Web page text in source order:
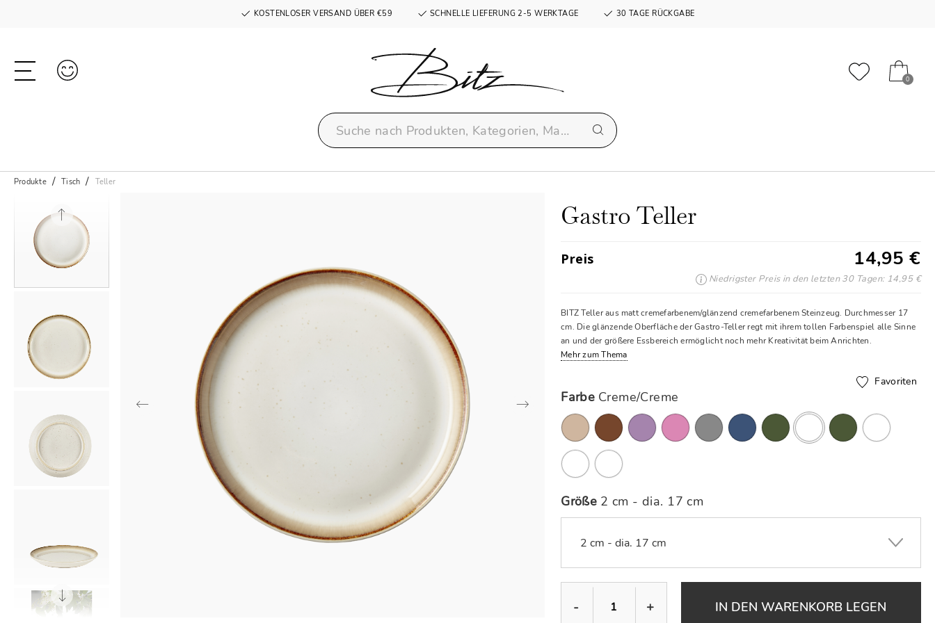
KOSTENLOSER VERSAND ÜBER €59 SCHNELLE LIEFERUNG 2-5 WERKTAGE 30 TAGE RÜCKGABE
0
Produkte Tisch Teller
Gastro Teller
Preis 14,95 €
Niedrigster Preis in den letzten 30 Tagen: 14,95 €
BITZ Teller aus matt cremefarbenem/glänzend cremefarbenem Steinzeug. Durchmesser 17
cm. Die glänzende Oberfläche der Gastro-Teller regt mit ihrem tollen Farbenspiel alle Sinne
an und der größere Essbereich ermöglicht noch mehr Kreativität beim Anrichten.
Mehr zum Thema
Favoriten
Farbe Creme/Creme
Ausgewählte
Größe 2 cm - dia. 17 cm
2 cm - dia. 17 cm
- + IN DEN WARENKORB LEGEN